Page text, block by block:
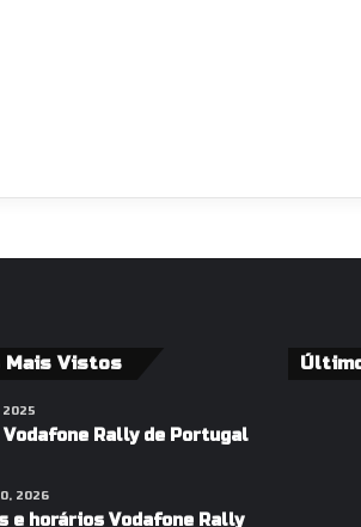
Mais Vistos
2025
Vodafone Rally de Portugal
2026
e horários Vodafone Rally